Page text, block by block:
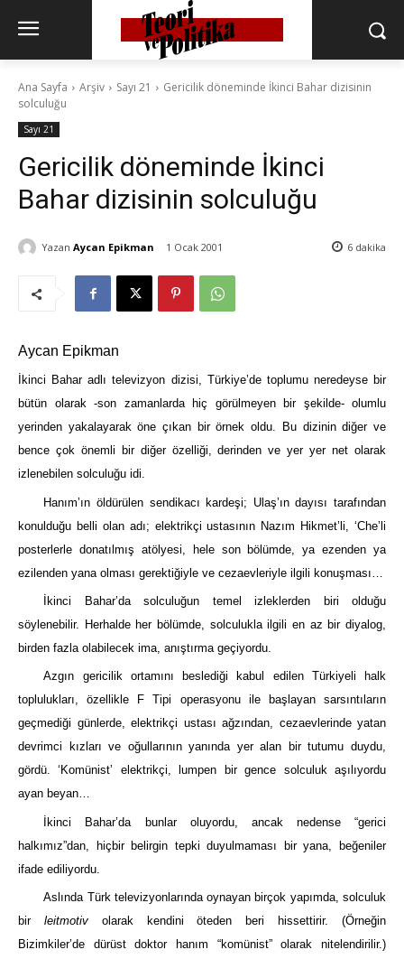
Ana Sayfa Arşiv Sayı 21
Gericilik döneminde İkinci Bahar dizisinin
solculuğu
Sayı 21
Gericilik döneminde İkinci
Bahar dizisinin solculuğu
Yazan Aycan Epikman 1 Ocak 2001 6 dakika
Aycan Epikman
İkinci Bahar adlı televizyon dizisi, Türkiye’de toplumu neredeyse bir
bütün olarak -son zamanlarda hiç görülmeyen bir şekilde- olumlu
yerinden yakalayarak öne çıkan bir örnek oldu. Bu dizinin diğer ve
bence çok önemli bir diğer özelliği, derinden ve yer yer net olarak
izlenebilen solculuğu idi.
Hanım’ın öldürülen sendikacı kardeşi; Ulaş’ın dayısı tarafından
konulduğu belli olan adı; elektrikçi ustasının Nazım Hikmet’li, ‘Che’li
posterlerle donatılmış atölyesi, hele son bölümde, ya ezenden ya
ezilenden yana olması gerektiğiyle ve cezaevleriyle ilgili konuşması…
İkinci Bahar’da solculuğun temel izleklerden biri olduğu
söylenebilir. Herhalde her bölümde, solculukla ilgili en az bir diyalog,
birden fazla olabilecek ima, anıştırma geçiyordu.
Azgın gericilik ortamını beslediği kabul edilen Türkiyeli halk
toplulukları, özellikle F Tipi operasyonu ile başlayan sarsıntıların
geçmediği günlerde, elektrikçi ustası ağzından, cezaevlerinde yatan
devrimci kızları ve oğullarının yanında yer alan bir tutumu duydu,
gördü. ‘Komünist’ elektrikçi, lumpen bir gence solculuk aşılıyordu
ayan beyan…
İkinci Bahar’da bunlar oluyordu, ancak nedense “gerici
halkımız”dan, hiçbir belirgin tepki duyulmaması bir yana, beğeniler
ifade ediliyordu.
Aslında Türk televizyonlarında oynayan birçok yapımda, solculuk
bir leitmotiv olarak kendini öteden beri hissettirir. (Örneğin
Bizimkiler’de dürüst doktor hanım “komünist” olarak nitelendirilir.)